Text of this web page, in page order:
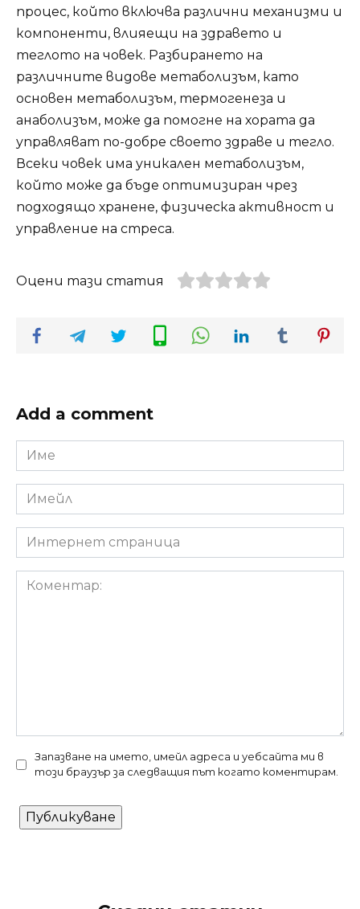
процес, който включва различни механизми и
компоненти, влияещи на здравето и
теглото на човек. Разбирането на
различните видове метаболизъм, като
основен метаболизъм, термогенеза и
анаболизъм, може да помогне на хората да
управляват по-добре своето здраве и тегло.
Всеки човек има уникален метаболизъм,
който може да бъде оптимизиран чрез
подходящо хранене, физическа активност и
управление на стреса.
Оцени тази статия
Add a comment
Име
*
Имейл
*
Интернет
страница
Коментар:
Запазване на името, имейл адреса и уебсайта ми в
този браузър за следващия път когато коментирам.